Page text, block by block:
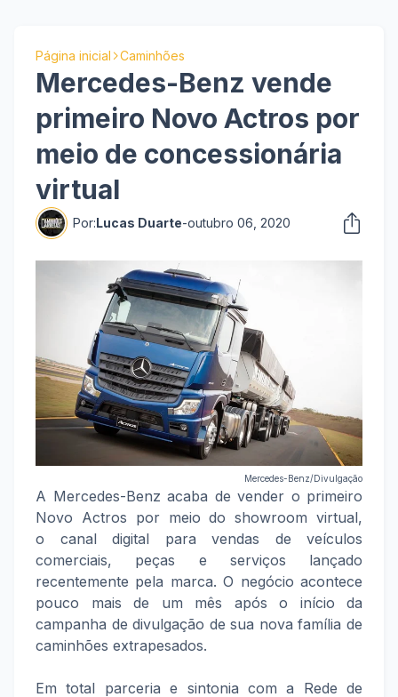
Página inicial Caminhões
Mercedes-Benz vende
primeiro Novo Actros por
meio de concessionária
virtual
Por:Lucas Duarte-outubro 06, 2020
Mercedes-Benz/Divulgação
A Mercedes-Benz acaba de vender o primeiro
Novo Actros por meio do showroom virtual,
o canal digital para vendas de veículos
comerciais, peças e serviços lançado
recentemente pela marca. O negócio acontece
pouco mais de um mês após o início da
campanha de divulgação de sua nova família de
caminhões extrapesados.
Em total parceria e sintonia com a Rede de